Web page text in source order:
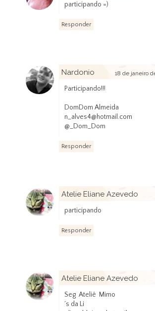
participando =)
Responder
Nardonio 18 de janeiro
Participando!!!
DomDom Almeida
n_alves4@hotmail.com
@_Dom_Dom
Responder
Atelie Eliane Azevedo
participando
Responder
Atelie Eliane Azevedo
Seg Ateliê Mimo
´s da Li